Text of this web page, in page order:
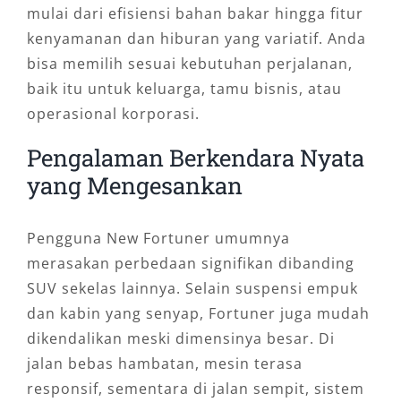
mulai dari efisiensi bahan bakar hingga fitur
kenyamanan dan hiburan yang variatif. Anda
bisa memilih sesuai kebutuhan perjalanan,
baik itu untuk keluarga, tamu bisnis, atau
operasional korporasi.
Pengalaman Berkendara Nyata
yang Mengesankan
Pengguna New Fortuner umumnya
merasakan perbedaan signifikan dibanding
SUV sekelas lainnya. Selain suspensi empuk
dan kabin yang senyap, Fortuner juga mudah
dikendalikan meski dimensinya besar. Di
jalan bebas hambatan, mesin terasa
responsif, sementara di jalan sempit, sistem